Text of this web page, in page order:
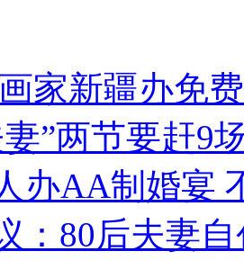
人 痛下狠手拳打脚踢
生回应
家新疆办免
妻”两节要赶9
办AA制婚宴
：80后夫妻